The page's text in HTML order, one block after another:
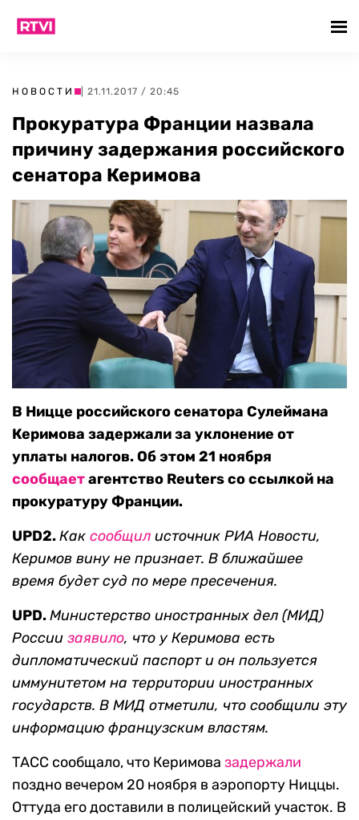
НОВОСТИ | 21.11.2017 / 20:45
Прокуратура Франции назвала
причину задержания российского
сенатора Керимова
В Ницце российского сенатора Сулеймана
Керимова задержали за уклонение от
уплаты налогов. Об этом 21 ноября
сообщаетагентство Reuters со ссылкой на
прокуратуру Франции.
UPD2.Как сообщил источник РИА Новости,
Керимов вину не признает. В ближайшее
время будет суд по мере пресечения.
UPD.Министерство иностранных дел (МИД)
России заявило, что у Керимова есть
дипломатический паспорт и он пользуется
иммунитетом на территории иностранных
государств. В МИД отметили, что сообщили эту
информацию французским властям.
ТАСС сообщало, что Керимова задержали
поздно вечером 20 ноября в аэропорту Ниццы.
Оттуда его доставили в полицейский участок. В